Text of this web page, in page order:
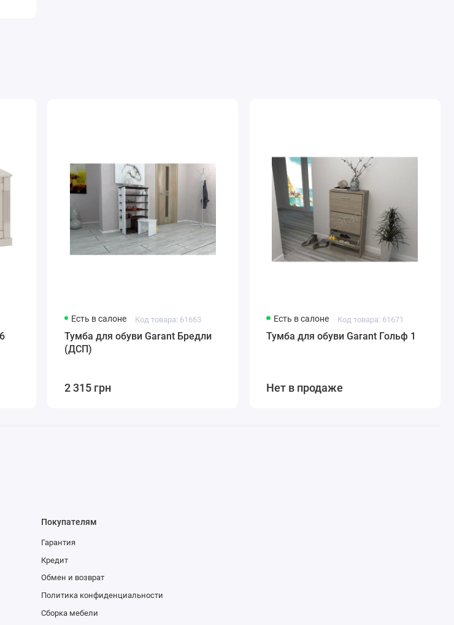
Есть в салоне Код товара: 61663
Тумба для обуви Garant Бредли
(ДСП)
2 315 грн
Есть в салоне Код товара: 61671
Тумба для обуви Garant Гольф 1
Нет в продаже
Покупателям
Гарантия
Кредит
Обмен и возврат
Политика конфиденциальности
Сборка мебели